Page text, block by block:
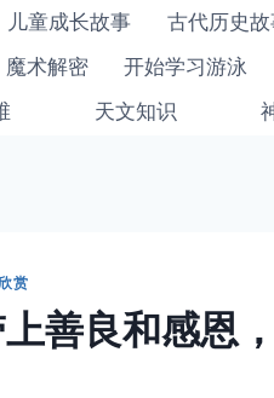
儿童成长故事 古代历史
魔术解密 开始学习游泳
天文知识
赏
善良和感恩